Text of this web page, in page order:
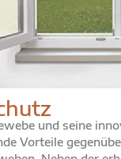
und seine
Vorteile